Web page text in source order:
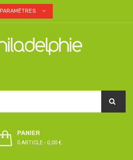
PARAMÈTRES
PANIER
0 ARTICLE - 0,00 €